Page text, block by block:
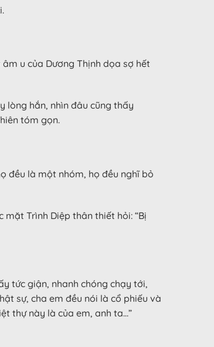
u của Dương Thịnh dọa sợ hết
lòng hắn, nhìn đâu cũng thấy
tóm gọn.
đều là một nhóm, họ đều nghĩ bỏ
Trình Diệp thân thiết hỏi: “Bị
tức giận, nhanh chóng chạy tới,
sự, cha em đều nói là cổ phiếu và
thự này là của em, anh ta…”